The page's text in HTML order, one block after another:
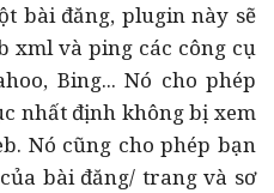
bài đăng, plugin này sẽ
xml và ping các công cụ
Bing... Nó cho phép
nhất định không bị xem
Nó cũng cho phép bạn
bài đăng/ trang và sơ